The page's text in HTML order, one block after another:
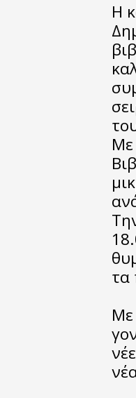
H
Με
τα
Με